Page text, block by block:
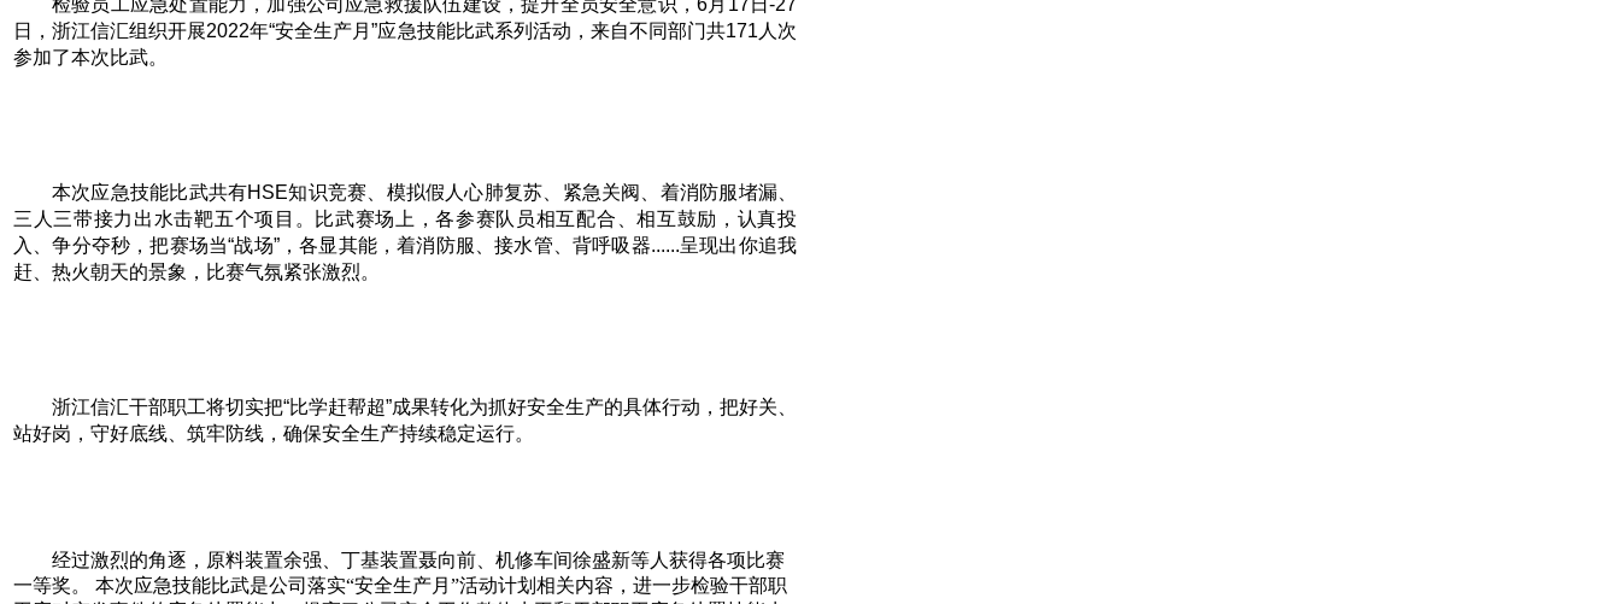
检验员工应急处置能力，加强公司应急救援队伍建设，提升全员安全意识，6月17日-27
日，浙江信汇组织开展2022年“安全生产月”应急技能比武系列活动，来自不同部门共171人次
参加了本次比武。
本次应急技能比武共有HSE知识竞赛、模拟假人心肺复苏、紧急关阀、着消防服堵漏、
三人三带接力出水击靶五个项目。比武赛场上，各参赛队员相互配合、相互鼓励，认真投
入、争分夺秒，把赛场当“战场”，各显其能，着消防服、接水管、背呼吸器......呈现出你追我
赶、热火朝天的景象，比赛气氛紧张激烈。
浙江信汇干部职工将切实把“比学赶帮超”成果转化为抓好安全生产的具体行动，把好关、
站好岗，守好底线、筑牢防线，确保安全生产持续稳定运行。
经过激烈的角逐，原料装置余强、丁基装置聂向前、机修车间徐盛新等人获得各项比赛
一等奖。 本次应急技能比武是公司落实“安全生产月”活动计划相关内容，进一步检验干部职